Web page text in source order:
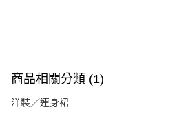
商品相關分類 (1)
洋裝／連身裙